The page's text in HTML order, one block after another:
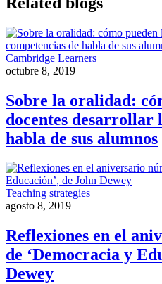
Cambridge Learners
octubre 8, 2019
Sobre la oralidad:
docentes desarrollar
habla de sus alumnos
Teaching strategies
agosto 8, 2019
Reflexiones en el
de ‘Democracia y
Dewey